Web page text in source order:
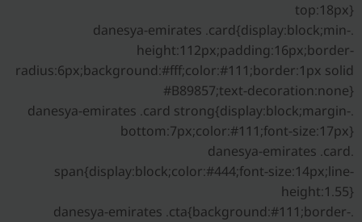
top:18px}
.danesya-emirates .card{display:block;min-
height:112px;padding:16px;border-
radius:6px;background:#fff;color:#111;border:1px solid
#B89857;text-decoration:none}
.danesya-emirates .card strong{display:block;margin-
bottom:7px;color:#111;font-size:17px}
.danesya-emirates .card
span{display:block;color:#444;font-size:14px;line-
height:1.55}
.danesya-emirates .cta{background:#111;border-